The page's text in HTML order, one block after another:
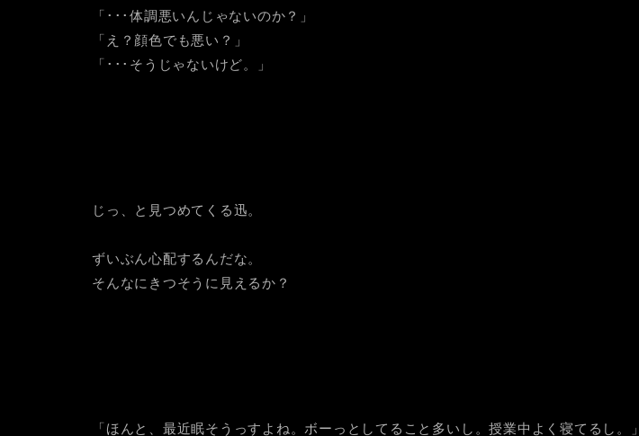
「･･･体調悪いんじゃないのか？」
「え？顔色でも悪い？」
「･･･そうじゃないけど。」
じっ、と見つめてくる迅。
ずいぶん心配するんだな。
そんなにきつそうに見えるか？
「ほんと、最近眠そうっすよね。ボーっとしてること多いし。授業中よく寝てるし。」